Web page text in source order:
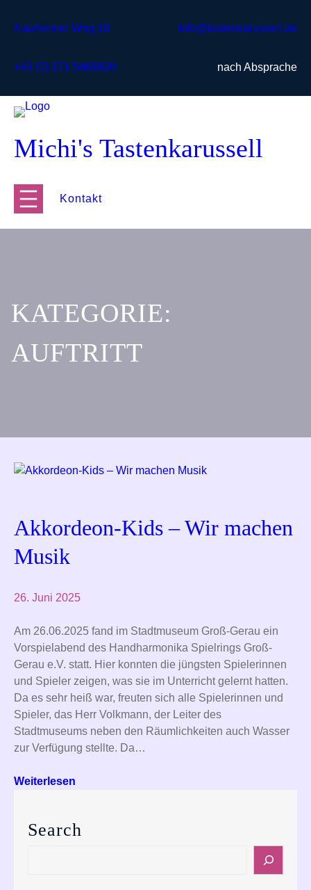
InhaltNauheimer Weg 18 info@tastenkarussell.de
+49 (0) 171 5468820 nach Absprache
Michi's Tastenkarussell
Kontakt
KATEGORIE:
AUFTRITT
Akkordeon-Kids – Wir machen
Musik
26. Juni 2025
Am 26.06.2025 fand im Stadtmuseum Groß-Gerau ein
Vorspielabend des Handharmonika Spielrings Groß-
Gerau e.V. statt. Hier konnten die jüngsten Spielerinnen
und Spieler zeigen, was sie im Unterricht gelernt hatten.
Da es sehr heiß war, freuten sich alle Spielerinnen und
Spieler, das Herr Volkmann, der Leiter des
Stadtmuseums neben den Räumlichkeiten auch Wasser
zur Verfügung stellte. Da…
Weiterlesen
Search